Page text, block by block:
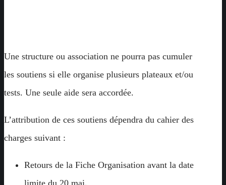
Une structure ou association ne pourra pas cumuler
les soutiens si elle organise plusieurs plateaux et/ou
tests. Une seule aide sera accordée.
L’attribution de ces soutiens dépendra du cahier des
charges suivant :
Retours de la Fiche Organisation avant la date